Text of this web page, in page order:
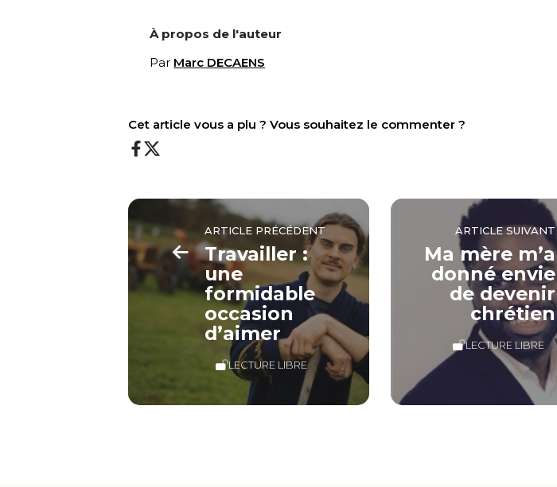
À propos de l'auteur
Par Marc DECAENS
Cet article vous a plu ? Vous souhaitez le commenter ?
ARTICLE PRÉCÉDENT
Travailler :
une
formidable
occasion
d’aimer
LECTURE LIBRE
ARTICLE SUIVANT
Ma mère m’a
donné envie
de devenir
chrétien
LECTURE LIBRE